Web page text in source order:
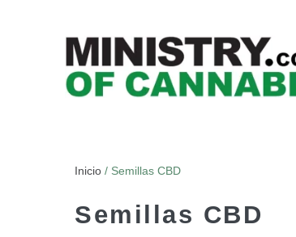
Inicio / Semillas CBD
Semillas CBD